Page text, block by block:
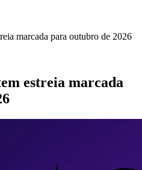
marcada para outubro de 2026
estreia marcada